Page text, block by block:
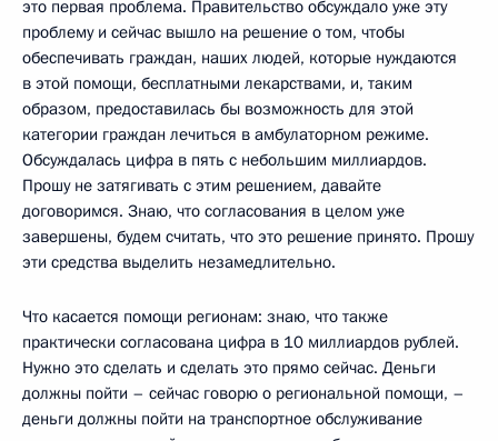
это первая проблема. Правительство обсуждало уже эту
проблему и сейчас вышло на решение о том, чтобы
обеспечивать граждан, наших людей, которые нуждаются
в этой помощи, бесплатными лекарствами, и, таким
образом, предоставилась бы возможность для этой
категории граждан лечиться в амбулаторном режиме.
Обсуждалась цифра в пять с небольшим миллиардов.
Прошу не затягивать с этим решением, давайте
договоримся. Знаю, что согласования в целом уже
завершены, будем считать, что это решение принято. Прошу
эти средства выделить незамедлительно.
Что касается помощи регионам: знаю, что также
практически согласована цифра в 10 миллиардов рублей.
Нужно это сделать и сделать это прямо сейчас. Деньги
должны пойти – сейчас говорю о региональной помощи, –
деньги должны пойти на транспортное обслуживание